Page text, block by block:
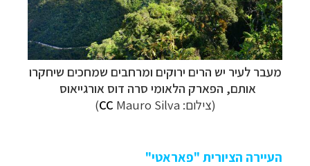
מעבר לעיר יש הרים ירוקים ומרחבים שמחכים שיחקרו
אותם, הפארק הלאומי סרה דוס אורגייאוס
(צילום:
CC Mauro Silva)
העיירה הציורית "פאראטי"